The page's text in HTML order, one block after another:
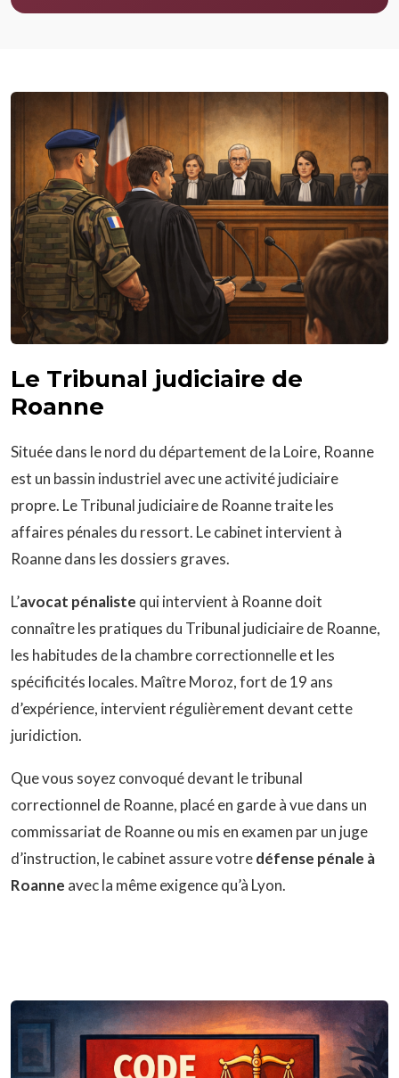
Le Tribunal judiciaire de
Roanne
Située dans le nord du département de la Loire, Roanne
est un bassin industriel avec une activité judiciaire
propre. Le Tribunal judiciaire de Roanne traite les
affaires pénales du ressort. Le cabinet intervient à
Roanne dans les dossiers graves.
L’avocat pénaliste qui intervient à Roanne doit
connaître les pratiques du Tribunal judiciaire de Roanne,
les habitudes de la chambre correctionnelle et les
spécificités locales. Maître Moroz, fort de 19 ans
d’expérience, intervient régulièrement devant cette
juridiction.
Que vous soyez convoqué devant le tribunal
correctionnel de Roanne, placé en garde à vue dans un
commissariat de Roanne ou mis en examen par un juge
d’instruction, le cabinet assure votredéfense pénale à
Roanne avec la même exigence qu’à Lyon.